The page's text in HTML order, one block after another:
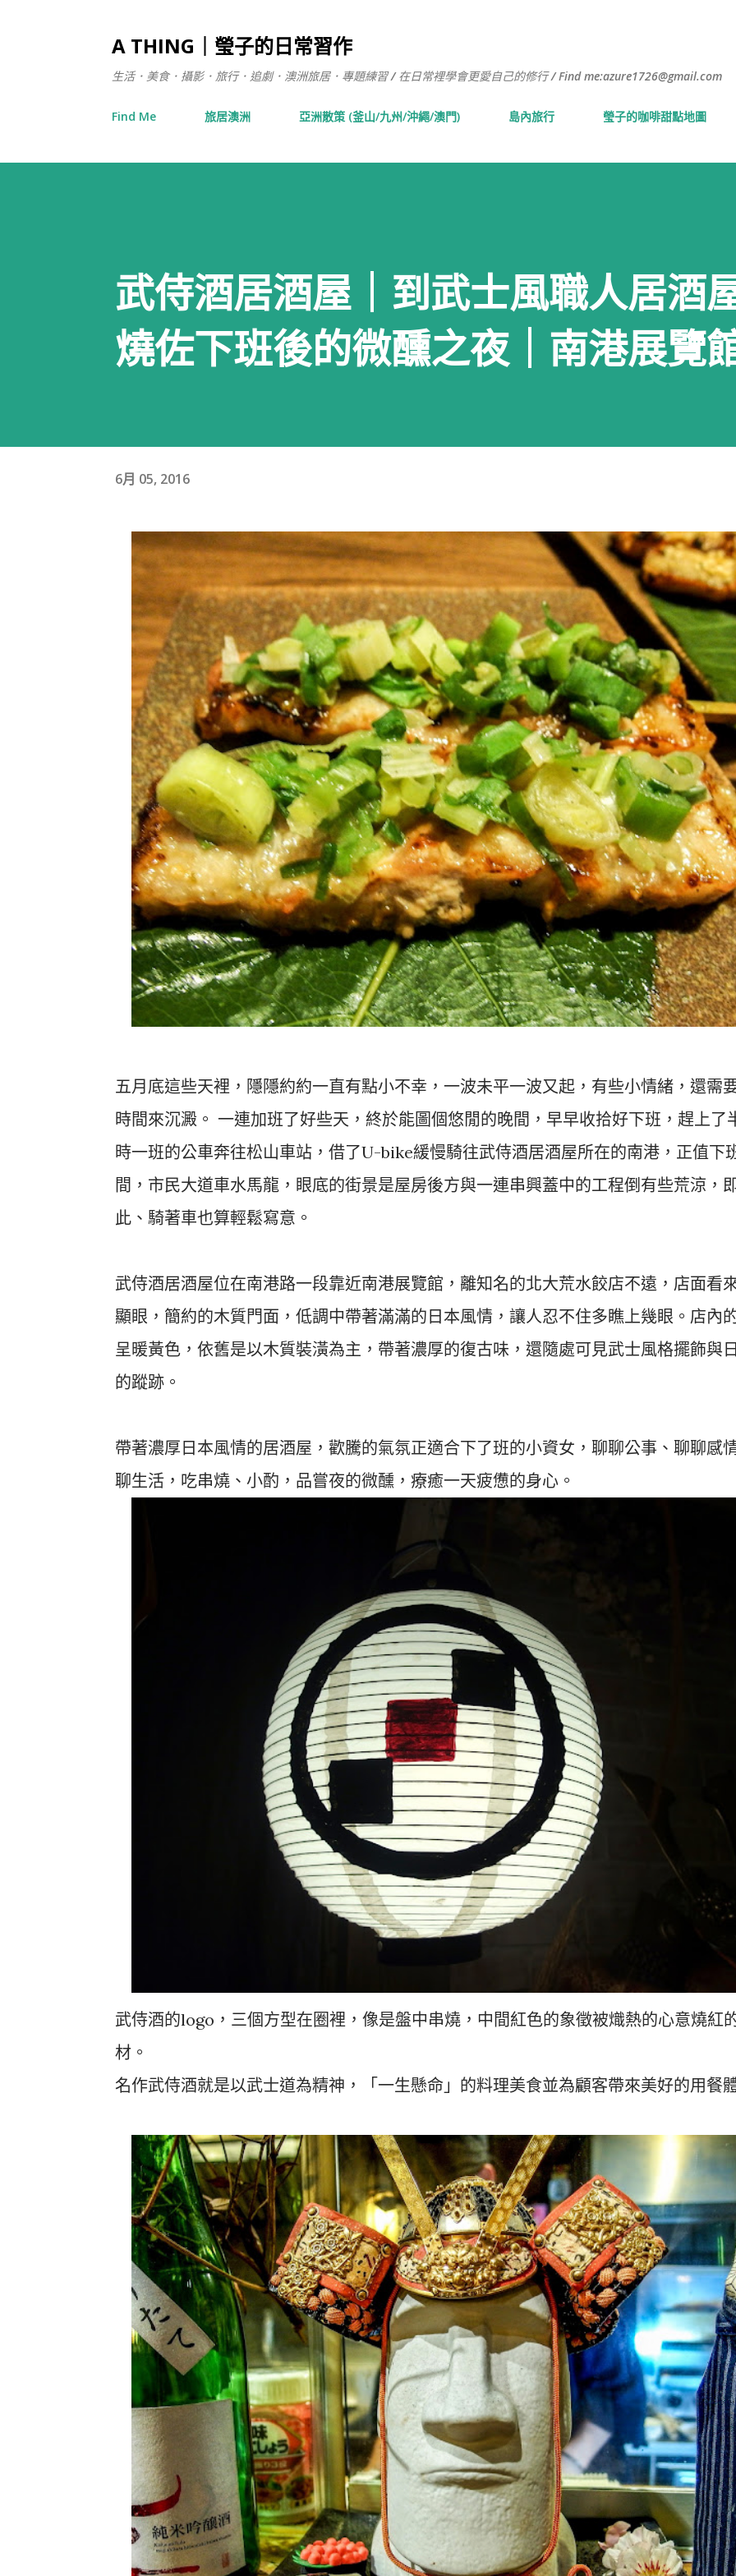
A THING｜瑩子的日常習作
生活．美食．攝影．旅行．追劇．澳洲旅居．專題練習 / 在日常裡學會更愛自己的修行 / Find me:azure1726@gmail.com
Find Me 旅居澳洲 亞洲散策 (釜山/九州/沖繩/澳門) 島內旅行 瑩子的咖啡甜點地圖
武侍酒居酒屋｜到武士風職人居酒
燒佐下班後的微醺之夜｜南港展覽
6月 05, 2016
五月底這些天裡，隱隱約約一直有點小不幸，一波未平一波又起，有些小情緒，還需
時間來沉澱。 一連加班了好些天，終於能圖個悠閒的晚間，早早收拾好下班，趕上了
時一班的公車奔往松山車站，借了U-bike緩慢騎往武侍酒居酒屋所在的南港，正值下
間，市民大道車水馬龍，眼底的街景是屋房後方與一連串興蓋中的工程倒有些荒涼，
此、騎著車也算輕鬆寫意。
武侍酒居酒屋位在南港路一段靠近南港展覽館，離知名的北大荒水餃店不遠，店面看
顯眼，簡約的木質門面，低調中帶著滿滿的日本風情，讓人忍不住多瞧上幾眼。店內
呈暖黃色，依舊是以木質裝潢為主，帶著濃厚的復古味，還隨處可見武士風格擺飾與
的蹤跡。
帶著濃厚日本風情的居酒屋，歡騰的氣氛正適合下了班的小資女，聊聊公事、聊聊感
聊生活，吃串燒、小酌，品嘗夜的微醺，療癒一天疲憊的身心。
武侍酒的logo，三個方型在圈裡，像是盤中串燒，中間紅色的象徵被熾熱的心意燒紅
材。
名作武侍酒就是以武士道為精神，「一生懸命」的料理美食並為顧客帶來美好的用餐